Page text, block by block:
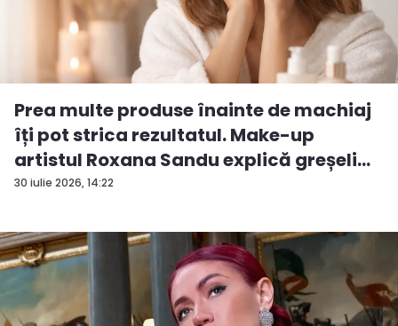
30 iulie 2026, 14:22
Prea multe produse înainte de machiaj
îți pot strica rezultatul. Make-up
artistul Roxana Sandu explică greșeli...